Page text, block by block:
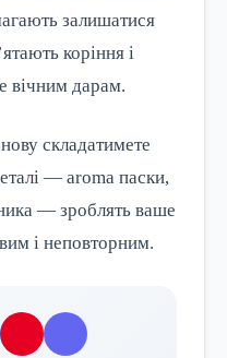
залишатися
коріння і
вічним дарам.
складатимете
— aroma паски,
— зроблять ваше
і неповторним.